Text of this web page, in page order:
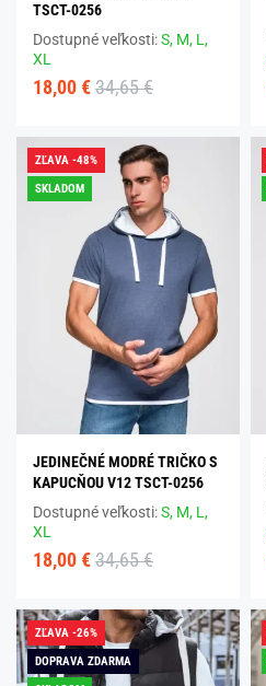
TSCT-0256
Dostupné veľkosti:S, M, L,
XL
18,00 € 34,65 €
ZĽAVA -48%
SKLADOM
JEDINEČNÉ MODRÉ TRIČKO S
KAPUCŇOU V12 TSCT-0256
Dostupné veľkosti:S, M, L,
XL
18,00 € 34,65 €
ZĽAVA -26%
DOPRAVA ZDARMA